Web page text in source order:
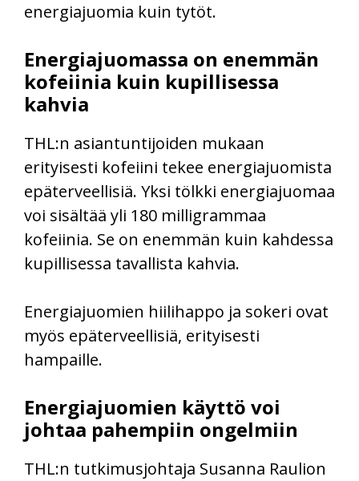
energiajuomia kuin tytöt.
Energiajuomassa on enemmän
kofeiinia kuin kupillisessa
kahvia
THL:n asiantuntijoiden mukaan
erityisesti kofeiini tekee energiajuomista
epäterveellisiä. Yksi tölkki energiajuomaa
voi sisältää yli 180 milligrammaa
kofeiinia. Se on enemmän kuin kahdessa
kupillisessa tavallista kahvia.
Energiajuomien hiilihappo ja sokeri ovat
myös epäterveellisiä, erityisesti
hampaille.
Energiajuomien käyttö voi
johtaa pahempiin ongelmiin
THL:n tutkimusjohtaja Susanna Raulion